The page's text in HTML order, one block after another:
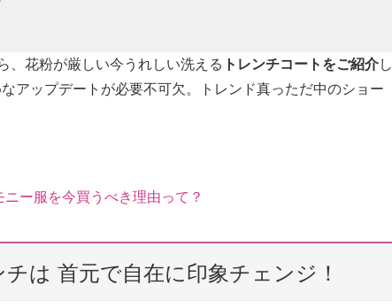
、花粉が厳しい今うれしい洗える トレンチコートをご紹介し
アップデートが必要不可欠。トレンド真っただ中のショー
ー服を今買うべき理由って？
は 首元で自在に印象チェンジ！